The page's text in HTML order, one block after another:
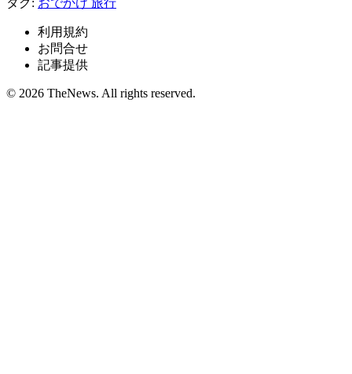
利用規約
お問合せ
記事提供
© 2026 TheNews. All rights reserved.